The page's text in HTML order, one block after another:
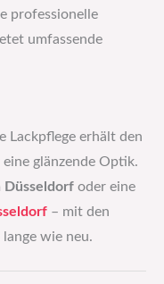
professionelle
umfassende
Lackpflege erhält den
glänzende Optik.
Düsseldorf oder eine
– mit den
wie neu.